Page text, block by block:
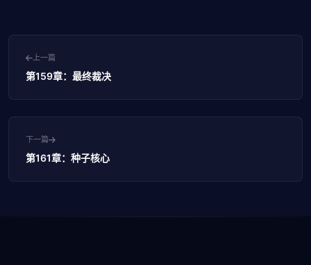
上一篇
第159章：最终裁决
下一篇
第161章：种子核心